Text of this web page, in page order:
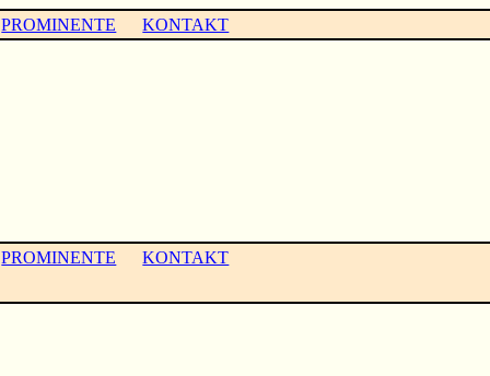
PROMINENTE KONTAKT
PROMINENTE KONTAKT